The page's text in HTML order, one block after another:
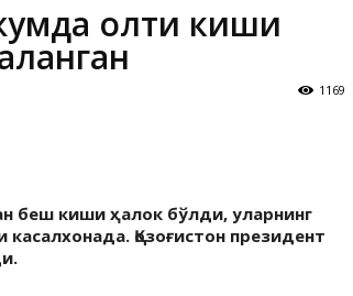
олти киши
1169
беш киши ҳалок бўлди, уларнинг
Қозоғистон президент